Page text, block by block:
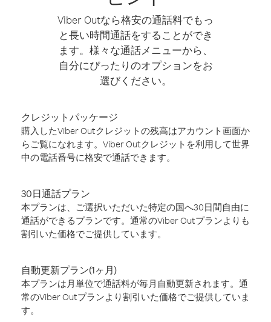
Viber Outなら格安の通話料でもっ
と長い時間通話をすることができ
ます。様々な通話メニューから、
自分にぴったりのオプションをお
選びください。
クレジットパッケージ
購入したViber Outクレジットの残高はアカウント画面か
らご覧になれます。Viber Outクレジットを利用して世界
中の電話番号に格安で通話できます。
30日通話プラン
本プランは、ご選択いただいた特定の国へ30日間自由に
通話ができるプランです。通常のViber Outプランよりも
割引いた価格でご提供しています。
自動更新プラン(1ヶ月)
本プランは月単位で通話料が毎月自動更新されます。通
常のViber Outプランより割引いた価格でご提供していま
す。